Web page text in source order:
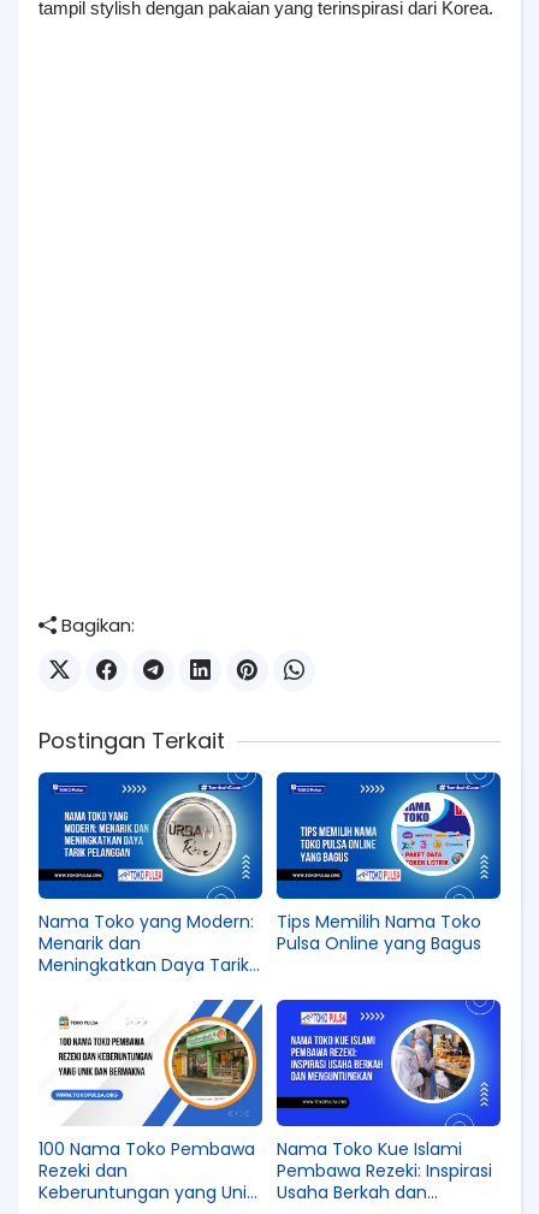
tampil stylish dengan pakaian yang terinspirasi dari Korea.
Bagikan:
Postingan Terkait
Nama Toko yang Modern:
Menarik dan
Meningkatkan Daya Tarik
Tips Memilih Nama Toko
Pulsa Online yang Bagus
100 Nama Toko Pembawa
Rezeki dan
Keberuntungan yang Unik
Nama Toko Kue Islami
Pembawa Rezeki: Inspirasi
Usaha Berkah dan